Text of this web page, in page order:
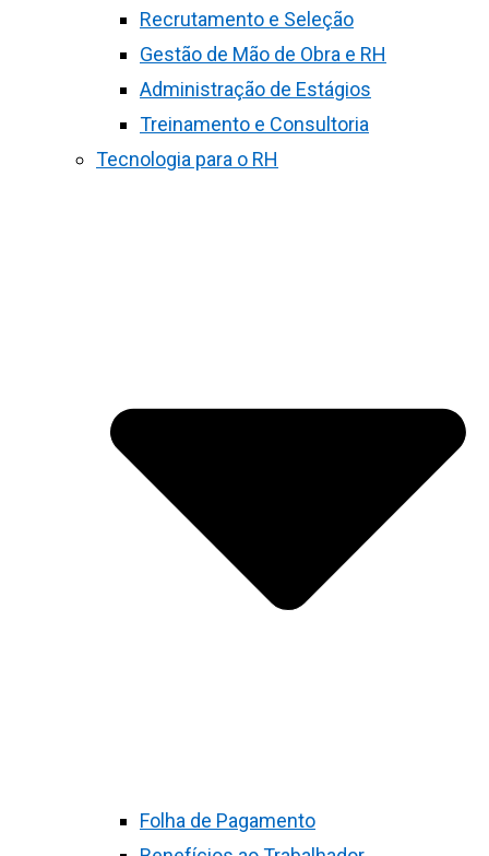
Recrutamento e Seleção
Gestão de Mão de Obra e RH
Administração de Estágios
Treinamento e Consultoria
Tecnologia para o RH
Folha de Pagamento